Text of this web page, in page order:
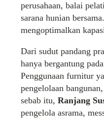
perusahaan, balai
sarana hunian
mengoptimalkan
Dari sudut pandang
hanya bergantung
Penggunaan furnitur
pengelolaan
sebab itu, Ranjang
pengelola asrama,